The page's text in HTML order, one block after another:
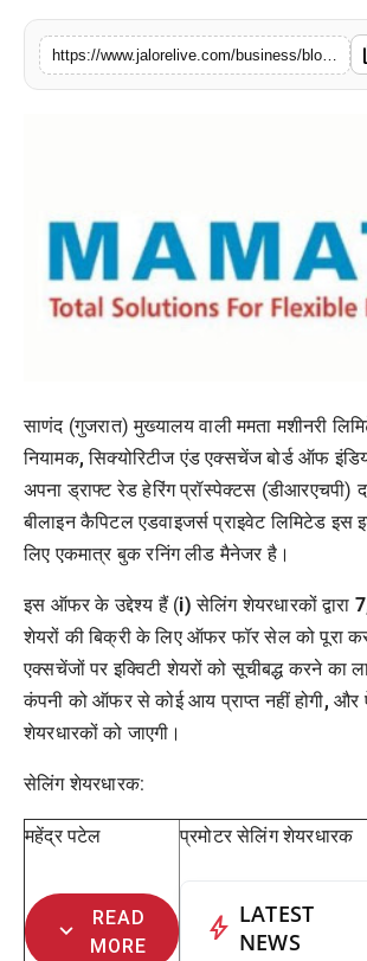
तकनीक
साणंद (गुजरात) मुख्यालय वाली ममता मशीनरी
नियामक,सिक्योरिटीज एंड एक्सचेंज बोर्ड ऑफ
अपना ड्राफ्ट रेड हेरिंग प्रॉस्पेक्टस (डीआरएचपी)
बीलाइन कैपिटल एडवाइजर्स प्राइवेट लिमिटेड
लिए एकमात्र बुक रनिंग लीड मैनेजर है।
इस ऑफर के उद्देश्य हैं (i)सेलिंगशेयरधारकों द्वारा
शेयरों की बिक्री के लिए ऑफरफॉर सेलको पूरा
एक्सचेंजों पर इक्विटी शेयरों को सूचीबद्ध करने का
कंपनी को ऑफर से कोई आय प्राप्त नहीं होगी,और
शेयरधारकों को जाएगी।
सेलिंगशेयरधारक:
महेंद्र पटेल
expand_more
READ
MORE
प्रमोटरसेलिंगशेयरधारक
bolt LATEST
NEWS